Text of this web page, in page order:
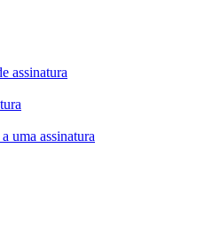
assinatura
uma assinatura